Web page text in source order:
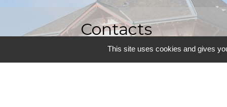
Contacts
Commune d'Allainville-aux-Bois
4 rue Michel Chartier
This site uses cookies and gives